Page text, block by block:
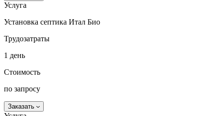
Услуга
Установка септика Итал Био
Трудозатраты
1 день
Стоимость
по запросу
Заказать